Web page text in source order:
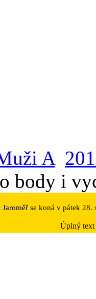
A
body i
Jaroměř se koná v pátek
Úplný